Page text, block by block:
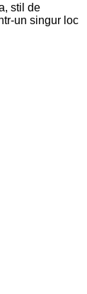
stil de
un singur loc